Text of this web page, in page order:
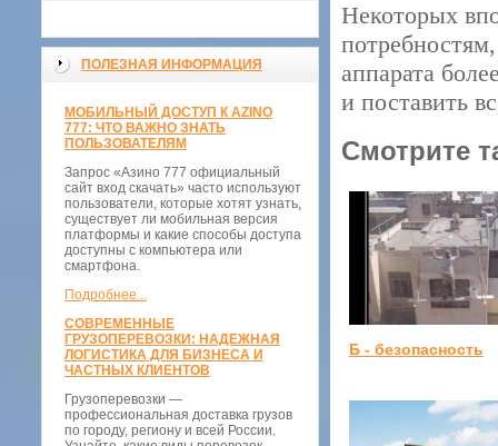
ПОЛЕЗНАЯ ИНФОРМАЦИЯ
МОБИЛЬНЫЙ ДОСТУП К AZINO
777: ЧТО ВАЖНО ЗНАТЬ
ПОЛЬЗОВАТЕЛЯМ
Запрос «Азино 777 официальный
сайт вход скачать» часто используют
пользователи, которые хотят узнать,
существует ли мобильная версия
платформы и какие способы доступа
доступны с компьютера или
смартфона.
Подробнее...
СОВРЕМЕННЫЕ
ГРУЗОПЕРЕВОЗКИ: НАДЕЖНАЯ
ЛОГИСТИКА ДЛЯ БИЗНЕСА И
ЧАСТНЫХ КЛИЕНТОВ
Грузоперевозки —
профессиональная доставка грузов
по городу, региону и всей России.
Некоторых
аппарата
и поставить
Смотрите
Б - безопасность